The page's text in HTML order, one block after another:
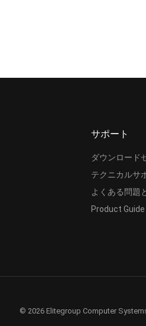
サポート
ダウンロード
テクニカルサ
よくある問題
Product Guide
© 2026 Elitegroup Computer